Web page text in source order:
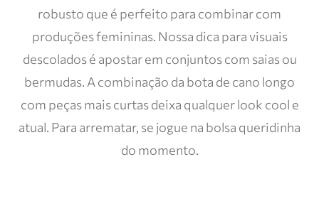
robusto que é perfeito para combinar com
produções femininas. Nossa dica para visuais
descolados é apostar em conjuntos com saias ou
bermudas. A combinação da bota de cano longo
com peças mais curtas deixa qualquer look cool e
atual. Para arrematar, se jogue na bolsa queridinha
do momento.